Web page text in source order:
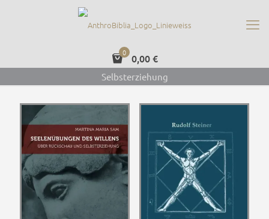
0 0,00 €
Selbsterziehung